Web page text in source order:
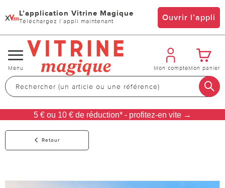
x L’application Vitrine Magique
Téléchargez l’appli maintenant Ouvrir l’appli
Changer
de
navigation
Menu Mon compteMon panier
5 € ou 10 € de réduction* - profitez-en vite →
Retour